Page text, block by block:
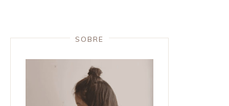
SOBRE